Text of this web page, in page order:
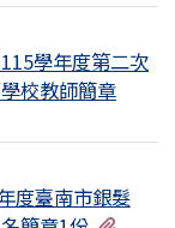
學年度第二次
校教師簡章
度臺南市銀髮